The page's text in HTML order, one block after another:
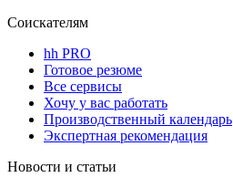
Соискателям
hh PRO
Готовое резюме
Все сервисы
Хочу у вас работать
Производственный календарь
Экспертная рекомендация
Новости и статьи